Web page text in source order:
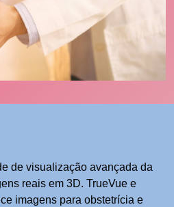
de visualização avançada da
reais em 3D. TrueVue e
imagens para obstetrícia e